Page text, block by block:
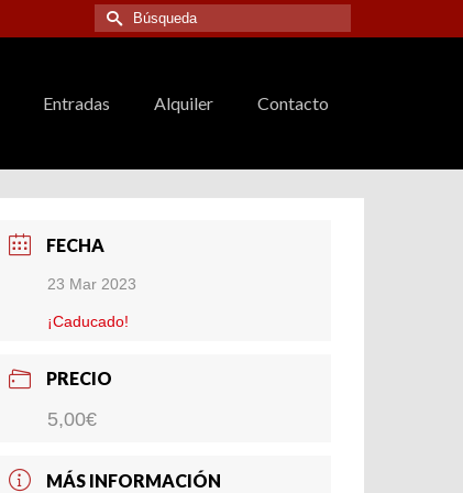
Buscar
por:
Entradas Alquiler Contacto
FECHA
23 Mar 2023
¡Caducado!
PRECIO
5,00€
MÁS INFORMACIÓN